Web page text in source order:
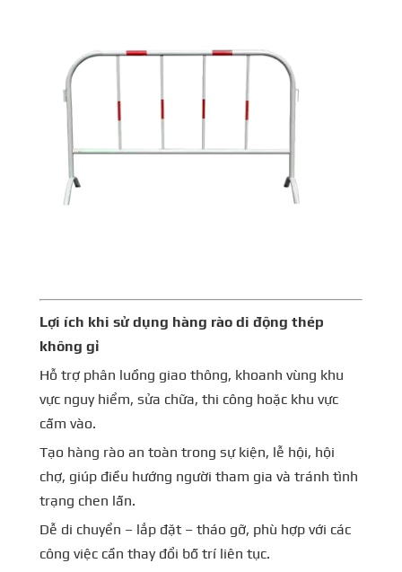
Lợi ích khi sử dụng hàng rào di động thép
không gỉ
Hỗ trợ phân luồng giao thông, khoanh vùng khu
vực nguy hiểm, sửa chữa, thi công hoặc khu vực
cấm vào.
Tạo hàng rào an toàn trong sự kiện, lễ hội, hội
chợ, giúp điều hướng người tham gia và tránh tình
trạng chen lấn.
Dễ di chuyển – lắp đặt – tháo gỡ, phù hợp với các
công việc cần thay đổi bố trí liên tục.